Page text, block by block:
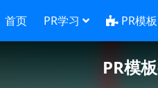
首页 PR学习 PR模板
PR模